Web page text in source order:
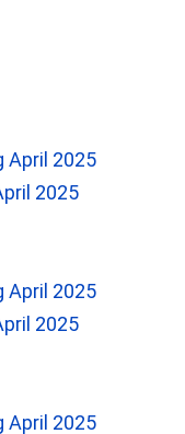
2025
2025